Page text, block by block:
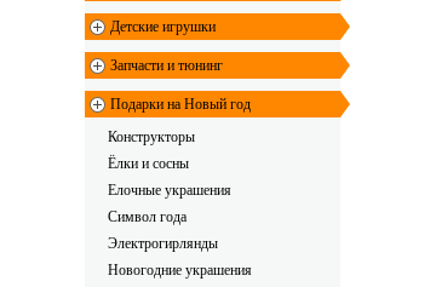
Детские игрушки
Запчасти и тюнинг
Подарки на Новый год
Конструкторы
Ёлки и сосны
Елочные украшения
Символ года
Электрогирлянды
Новогодние украшения